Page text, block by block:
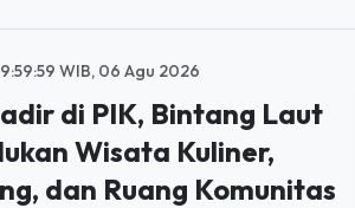
WIB, 06 Agu 2026
di PIK, Bintang Laut
Wisata Kuliner,
dan Ruang Komunitas